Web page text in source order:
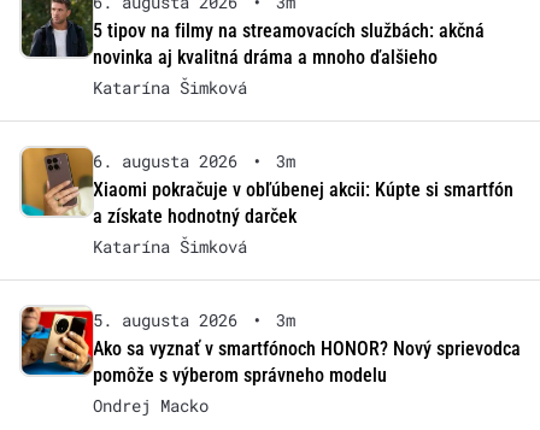
5 tipov na filmy na streamovacích službách: akčná
novinka aj kvalitná dráma a mnoho ďalšieho
Katarína Šimková
6. augusta 2026 •
3m
Xiaomi pokračuje v obľúbenej akcii: Kúpte si smartfón
a získate hodnotný darček
Katarína Šimková
5. augusta 2026 •
3m
Ako sa vyznať v smartfónoch HONOR? Nový sprievodca
pomôže s výberom správneho modelu
Ondrej Macko